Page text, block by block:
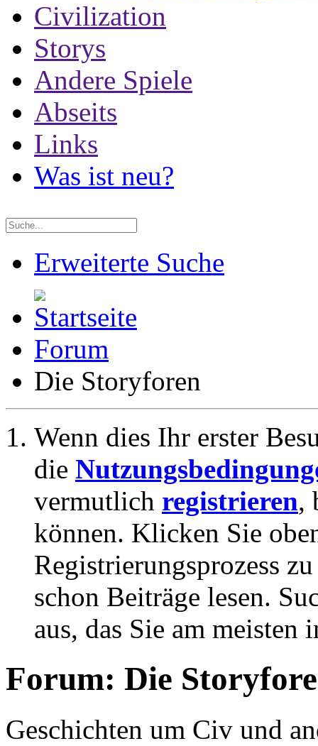
Civilization
Storys
Andere Spiele
Abseits
Links
Was ist neu?
Erweiterte Suche
Forum
Die Storyforen
Wenn dies Ihr erster
die
vermutlich registrieren,
können. Klicken Sie
Registrierungsprozess
schon Beiträge lesen.
aus, das Sie am meisten
Forum: Die
Geschichten um Civ und